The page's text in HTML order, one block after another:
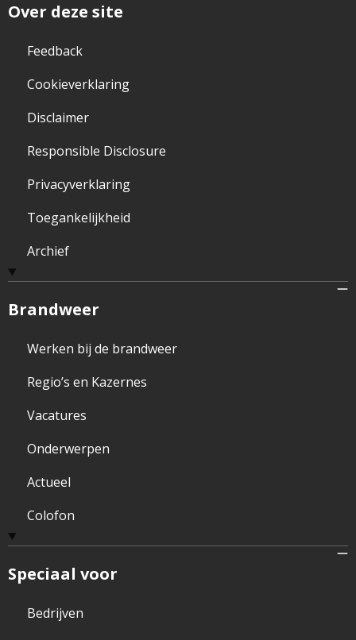
Over deze site
Feedback
Cookieverklaring
Disclaimer
Responsible Disclosure
Privacyverklaring
Toegankelijkheid
Archief
Brandweer
Werken bij de brandweer
Regio’s en Kazernes
Vacatures
Onderwerpen
Actueel
Colofon
Speciaal voor
Bedrijven